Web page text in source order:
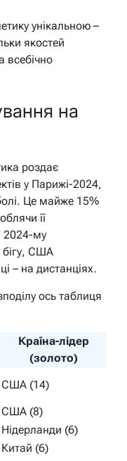
унікальною –
якостей
всебічно
на
роздає
у Парижі-2024,
Це майже 15%
її
2024-му
бігу, США
– на дистанціях.
ось таблиця
Країна-лідер
(золото)
США (14)
США (8)
Нідерланди (6)
Китай (6)